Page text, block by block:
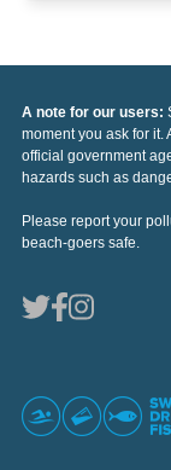
A note for our users:
moment you ask for it.
official government
hazards such as
Please report your
beach-goers safe.